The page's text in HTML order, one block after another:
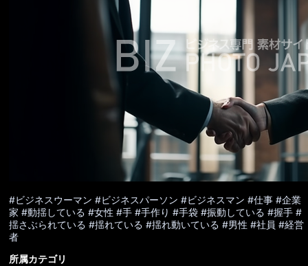
#ビジネスウーマン #ビジネスパーソン #ビジネスマン #仕事 #企業
家 #動揺している #女性 #手 #手作り #手袋 #振動している #握手 #
揺さぶられている #揺れている #揺れ動いている #男性 #社員 #経営
者
所属カテゴリ